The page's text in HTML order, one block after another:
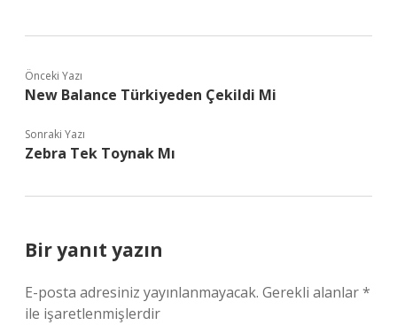
Önceki Yazı
New Balance Türkiyeden Çekildi Mi
Sonraki Yazı
Zebra Tek Toynak Mı
Bir yanıt yazın
E-posta adresiniz yayınlanmayacak. Gerekli alanlar*
ile işaretlenmişlerdir